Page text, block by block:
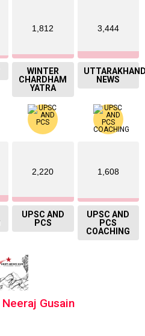
1,812
WINTER
CHARDHAM
YATRA
3,444
NEWS
2,220
UPSC AND
PCS
1,608
UPSC AND
PCS
COACHING
Neeraj Gusain